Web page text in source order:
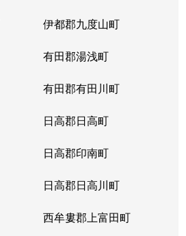
伊都郡九度山町
有田郡湯浅町
有田郡有田川町
日高郡日高町
日高郡印南町
日高郡日高川町
西牟婁郡上富田町